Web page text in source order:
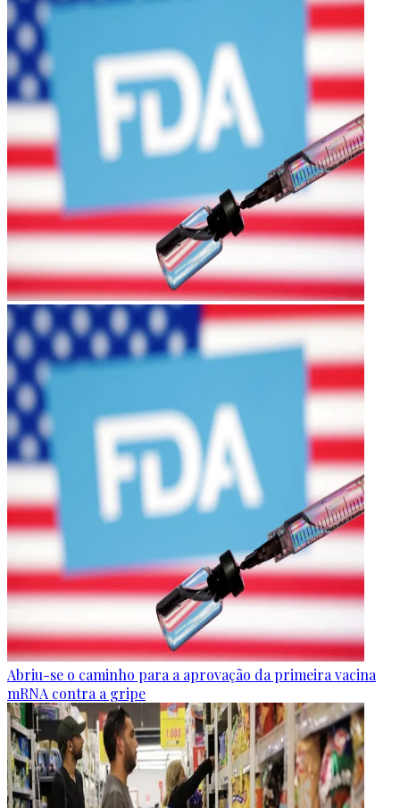
Abriu-se o caminho para a aprovação da primeira vacina
mRNA contra a gripe